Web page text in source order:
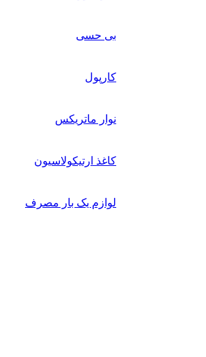
بی حسی
کارپول
نوار ماتریکس
کاغذ ارتیکولاسیون
لوازم یک بار مصرف